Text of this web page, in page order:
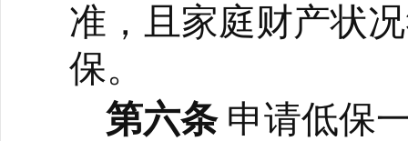
准，且家庭财产状
保。
第六条 申请低保